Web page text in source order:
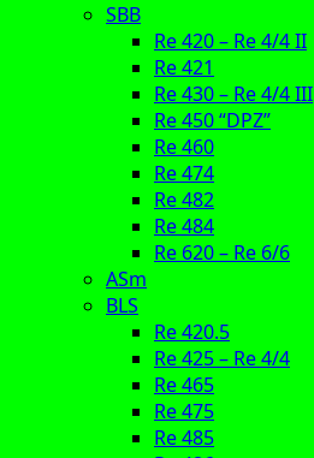
SBB
Re 420 – Re 4/4 II
Re 421
Re 430 – Re 4/4 III
Re 450 “DPZ”
Re 460
Re 474
Re 482
Re 484
Re 620 – Re 6/6
ASm
BLS
Re 420.5
Re 425 – Re 4/4
Re 465
Re 475
Re 485